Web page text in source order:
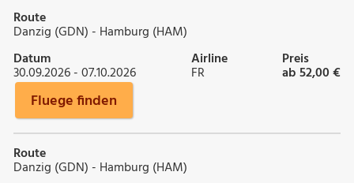
Route
Danzig (GDN) - Hamburg (HAM)
Datum
30.09.2026 - 07.10.2026
Airline
FR
Preis
ab 52,00 €
Fluege finden
Route
Danzig (GDN) - Hamburg (HAM)